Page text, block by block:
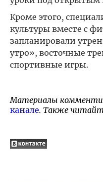
Кроме этого,
культуры вместе с
запланировали
утро», восточные
спортивные игры.
Материалы
канале. Также